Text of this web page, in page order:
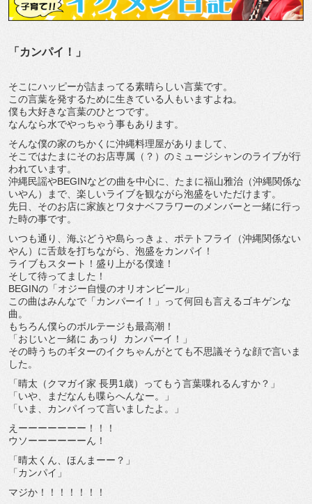
「カンパイ！」
そこにハッピーが詰まってる素晴らしい言葉です。
この言葉を発するために生きている人もいますよね。
僕も大好きな言葉のひとつです。
なんなら水でやっちゃう事もあります。
そんな僕の家のちかくに沖縄料理屋がありまして、
そこではたまにそのお店専属（？）のミュージシャンのライブが行
われています。
沖縄民謡やBEGINなどの曲を中心に、たまに福山雅治（沖縄関係な
いやん）まで、楽しいライブを観ながら泡盛をいただけます。
先日、そのお店に家族とワタナベフラワーのメンバーと一緒に行っ
た時の事です。
いつも通り、海ぶどうや島らっきょ、ポテトフライ（沖縄関係ない
やん）に舌鼓を打ちながら、泡盛をカンパイ！
ライブもスタート！盛り上がる僕達！
そして待ってました！
BEGINの「オジー自慢のオリオンビール」
この曲はみんなで「カンパーイ！」って何回も言えるゴキゲンな
曲。
もちろん僕らのボルテージも最高潮！
「おじいと一緒に あっり カンパーイ！」
その時うちのギターのイクちゃんがとても不思議そうな顔で言いま
した。
「晴太（クマガイ家 長男1歳）ってもう言葉喋れるんすか？」
「いや、まだなんも喋らへんなー。」
「いま、カンパイって言いましたよ。」
えーーーーーーー！！！
ウソーーーーーーん！
「晴太くん、ほんまーー？」
「カンパイ」
マジか！！！！！！！